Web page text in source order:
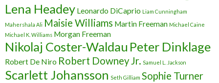
Lena Headey Leonardo DiCaprio Liam Cunningham
Mahershala Ali Maisie Williams Martin Freeman Michael Caine
Michael K. Williams Morgan Freeman
Nikolaj Coster-Waldau Peter Dinklage
Robert De Niro Robert Downey Jr. Samuel L. Jackson
Scarlett Johansson Seth Gilliam Sophie Turner